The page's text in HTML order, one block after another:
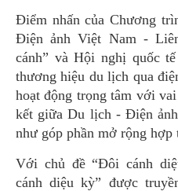
Điểm nhấn của Chương
Điện ảnh Việt Nam -
cánh” và Hội nghị quốc
thương hiệu du lịch qua
hoạt động trọng tâm với
kết giữa Du lịch - Điện
như góp phần mở rộng hợp
Với chủ đề “Đôi cánh
cánh diệu kỳ” được